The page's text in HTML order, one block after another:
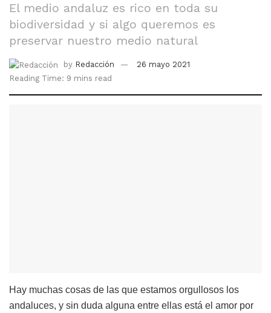
El medio andaluz es rico en toda su
biodiversidad y si algo queremos es
preservar nuestro medio natural
by Redacción
26 mayo 2021
Reading Time: 9 mins read
Hay muchas cosas de las que estamos orgullosos los
andaluces, y sin duda alguna entre ellas está el amor por